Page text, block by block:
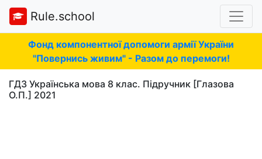
Rule.school
Фонд компонентної допомоги армії України
"Повернись живим" - Разом до перемоги!
ГДЗ Українська мова 8 клас. Підручник [Глазова
О.П.] 2021